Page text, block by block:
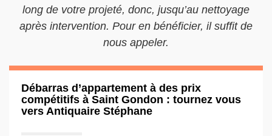
long de votre projeté, donc, jusqu’au nettoyage
après intervention. Pour en bénéficier, il suffit de
nous appeler.
Débarras d’appartement à des prix
compétitifs à Saint Gondon : tournez vous
vers Antiquaire Stéphane